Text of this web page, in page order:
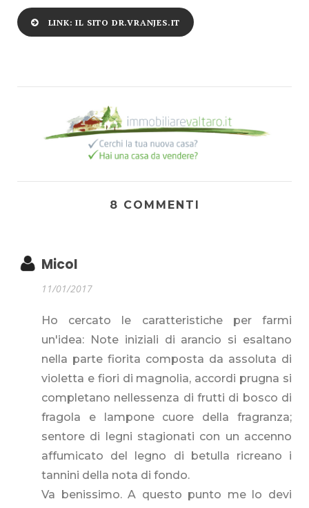
LINK: IL SITO DR.VRANJES.IT
8 COMMENTI
Micol
11/01/2017
Ho cercato le caratteristiche per farmi
un'idea: Note iniziali di arancio si esaltano
nella parte fiorita composta da assoluta di
violetta e fiori di magnolia, accordi prugna si
completano nellessenza di frutti di bosco di
fragola e lampone cuore della fragranza;
sentore di legni stagionati con un accenno
affumicato del legno di betulla ricreano i
tannini della nota di fondo.
Va benissimo. A questo punto me lo devi